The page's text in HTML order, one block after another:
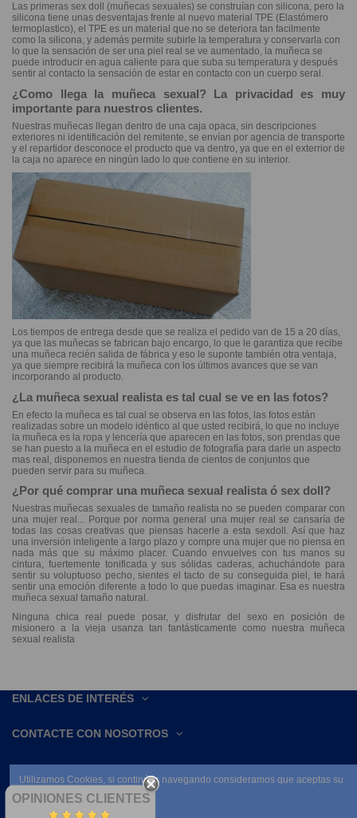
Las primeras sex doll (muñecas sexuales) se construían con silicona, pero la
silicona tiene unas desventajas frente al nuevo material TPE (Elastómero
termoplastico), el TPE es un material que no se deteriora tan facilmente
como la silicona, y además permite subirle la temperatura y conservarla con
lo que la sensación de ser una piel real se ve aumentado, la muñeca se
puede introducir en agua caliente para que suba su temperatura y después
sentir al contacto la sensación de estar en contacto con un cuerpo seral.
¿Como llega la muñeca sexual? La privacidad es muy
importante para nuestros clientes.
Nuestras muñecas llegan dentro de una caja opaca, sin descripciones
exteriores ni identificación del remitente, se envían por agencia de transporte
y el repartidor desconoce el producto que va dentro, ya que en el exterrior de
la caja no aparece en ningún lado lo que contiene en su interior.
Los tiempos de entrega desde que se realiza el pedido van de 15 a 20 días,
ya que las muñecas se fabrican bajo encargo, lo que le garantiza que recibe
una muñeca recién salida de fábrica y eso le suponte también otra ventaja,
ya que siempre recibirá la muñeca con los últimos avances que se van
incorporando al producto.
¿La muñeca sexual realista es tal cual se ve en las fotos?
En efecto la muñeca es tal cual se observa en las fotos, las fotos están
realizadas sobre un modelo idéntico al que usted recibirá, lo que no incluye
la muñeca es la ropa y lencería que aparecen en las fotos, son prendas que
se han puesto a la muñeca en el estudio de fotografía para darle un aspecto
mas real, disponemos en nuestra tienda de cientos de conjuntos que
pueden servir para su muñeca.
¿Por qué comprar una muñeca sexual realista ó sex doll?
Nuestras muñecas sexuales de tamaño realista no se pueden comparar con
una mujer real... Porque por norma general una mujer real se cansaría de
todas las cosas creativas que piensas hacerle a esta sexdoll. Así que haz
una inversión inteligente a largo plazo y compre una mujer que no piensa en
nada más que su máximo placer. Cuando envuelves con tus manos su
cintura, fuertemente tonificada y sus sólidas caderas, achuchándote para
sentir su voluptuoso pecho, sientes el tacto de su conseguida piel, te hará
sentir una emoción diferente a todo lo que puedas imaginar. Esa es nuestra
muñeca sexual tamaño natural .
Ninguna chica real puede posar, y disfrutar del sexo en posición de
misionero a la vieja usanza tan fantásticamente como nuestra muñeca
sexual realista
ENLACES DE INTERÉS
CONTACTE CON NOSOTROS
OPINIONES CLIENTES
Utilizamos Cookies, si continúas navegando consideramos que aceptas su
uso.